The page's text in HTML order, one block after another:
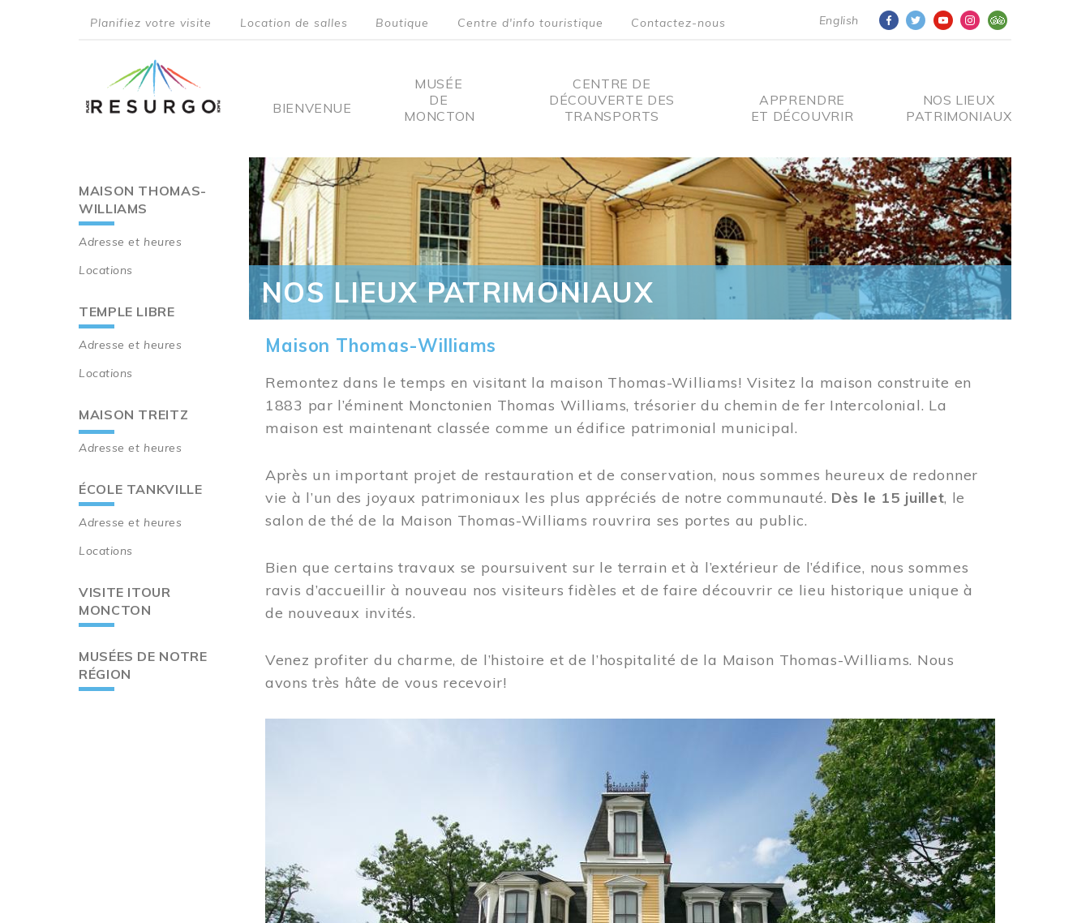
English
menu
Planifiez votre visite Location de salles Boutique Centre d'info touristique Contactez-nous
Main
BIENVENUE
MUSÉE
DE
MONCTON
CENTRE DE
DÉCOUVERTE DES
TRANSPORTS
APPRENDRE
ET DÉCOUVRIR
NOS LIEUX
PATRIMONIAUX
Main
navigation
MAISON THOMAS-
WILLIAMS
Adresse et heures
Locations
TEMPLE LIBRE
Adresse et heures
Locations
MAISON TREITZ
Adresse et heures
ÉCOLE TANKVILLE
Adresse et heures
Locations
VISITE ITOUR
MONCTON
MUSÉES DE NOTRE
RÉGION
NOS LIEUX PATRIMONIAUX
Maison Thomas-Williams
Remontez dans le temps en visitant la maison Thomas-Williams! Visitez la maison construite en
1883 par l’éminent Monctonien Thomas Williams, trésorier du chemin de fer Intercolonial. La
maison est maintenant classée comme un édifice patrimonial municipal.
Après un important projet de restauration et de conservation, nous sommes heureux de redonner
vie à l’un des joyaux patrimoniaux les plus appréciés de notre communauté. Dès le 15 juillet, le
salon de thé de la Maison Thomas-Williams rouvrira ses portes au public.
Bien que certains travaux se poursuivent sur le terrain et à l’extérieur de l’édifice, nous sommes
ravis d’accueillir à nouveau nos visiteurs fidèles et de faire découvrir ce lieu historique unique à
de nouveaux invités.
Venez profiter du charme, de l’histoire et de l’hospitalité de la Maison Thomas-Williams. Nous
avons très hâte de vous recevoir!